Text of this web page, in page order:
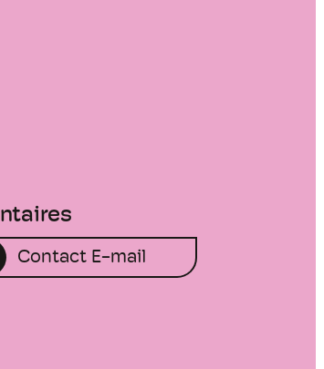
Contact E-mail